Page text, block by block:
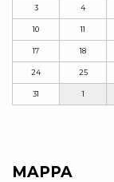
3 4
10 11
17 18
24 25
31 1
MAPPA